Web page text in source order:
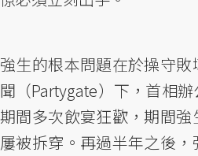
強生的根本問題在於操守
聞（Partygate）下，首相
期間多次飲宴狂歡，期間
屢被拆穿。再過半年之後